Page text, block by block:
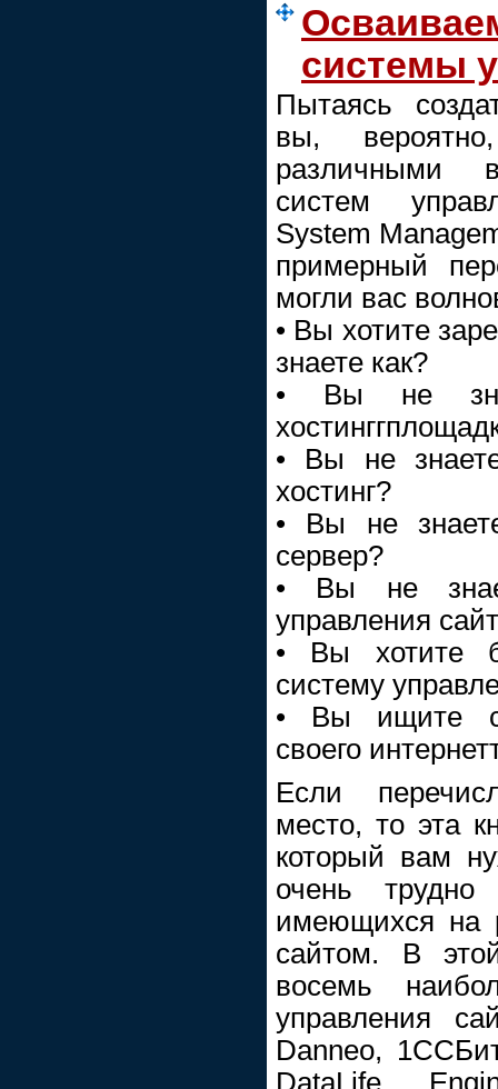
системы
Пытаясь
вы,
различными
систем
System
примерный
могли вас
• Вы хотите
знаете как?
• Вы не
• Вы не
хостинг?
• Вы не
сервер?
• Вы не
управления
• Вы хотите
систему
• Вы ищите
своего
Если
место, то эта
который вам
очень
имеющихся на
сайтом. В
восемь
управления
Danneo,
DataLife